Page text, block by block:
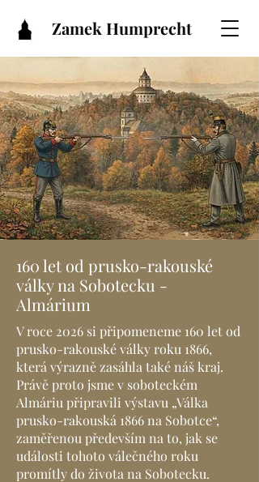
Zamek Humprecht
160 let od prusko-rakouské
války na Sobotecku -
Almárium
V roce 2026 si připomeneme 160 let od
prusko-rakouské války roku 1866,
která výrazně zasáhla také náš kraj.
Právě proto jsme v soboteckém
Almáriu připravili výstavu „Válka
prusko-rakouská 1866 na Sobotce“,
zaměřenou především na to, jak se
události tohoto válečného roku
promítly do života na Sobotecku.